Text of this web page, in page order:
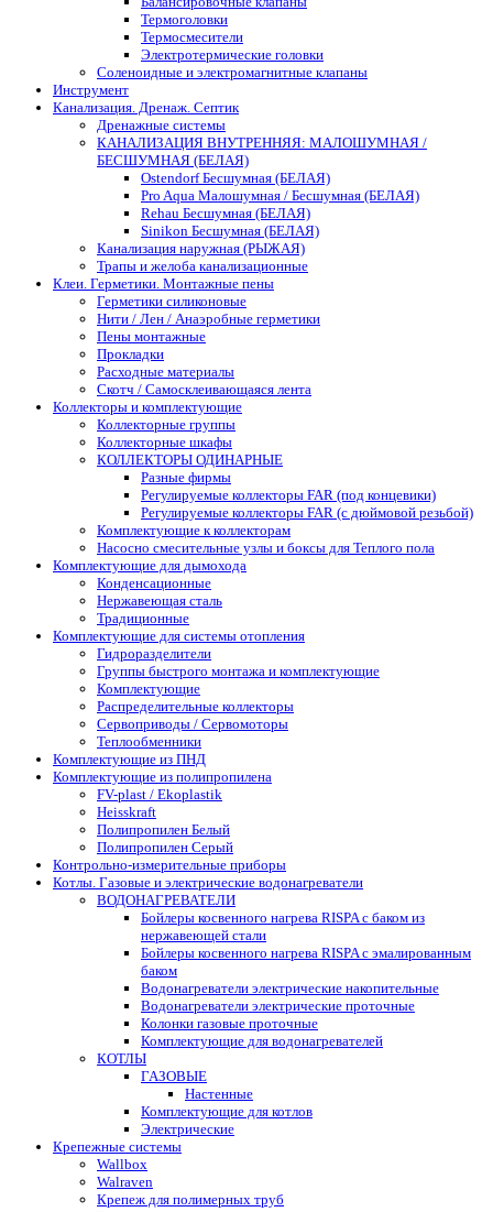
Термоголовки
Термосмесители
Электротермические головки
Соленоидные и электромагнитные клапаны
Инструмент
Канализация. Дренаж. Септик
Дренажные системы
КАНАЛИЗАЦИЯ ВНУТРЕННЯЯ: МАЛОШУМНАЯ /
БЕСШУМНАЯ (БЕЛАЯ)
Ostendorf Бесшумная (БЕЛАЯ)
Pro Aqua Малошумная / Бесшумная (БЕЛАЯ)
Rehau Бесшумная (БЕЛАЯ)
Sinikon Бесшумная (БЕЛАЯ)
Канализация наружная (РЫЖАЯ)
Трапы и желоба канализационные
Клеи. Герметики. Монтажные пены
Герметики силиконовые
Нити / Лен / Анаэробные герметики
Пены монтажные
Прокладки
Расходные материалы
Скотч / Самосклеивающаяся лента
Коллекторы и комплектующие
Коллекторные группы
Коллекторные шкафы
КОЛЛЕКТОРЫ ОДИНАРНЫЕ
Разные фирмы
Регулируемые коллекторы FAR (под концевики)
Регулируемые коллекторы FAR (с дюймовой резьбой)
Комплектующие к коллекторам
Насосно смесительные узлы и боксы для Теплого пола
Комплектующие для дымохода
Конденсационные
Нержавеющая сталь
Традиционные
Комплектующие для системы отопления
Гидроразделители
Группы быстрого монтажа и комплектующие
Комплектующие
Распределительные коллекторы
Сервоприводы / Сервомоторы
Теплообменники
Комплектующие из ПНД
Комплектующие из полипропилена
FV-plast / Ekoplastik
Heisskraft
Полипропилен Белый
Полипропилен Серый
Контрольно-измерительные приборы
Котлы. Газовые и электрические водонагреватели
ВОДОНАГРЕВАТЕЛИ
Бойлеры косвенного нагрева RISPA с баком из
нержавеющей стали
Бойлеры косвенного нагрева RISPA с эмалированным
баком
Водонагреватели электрические накопительные
Водонагреватели электрические проточные
Колонки газовые проточные
Комплектующие для водонагревателей
КОТЛЫ
ГАЗОВЫЕ
Настенные
Комплектующие для котлов
Электрические
Крепежные системы
Wallbox
Walraven
Крепеж для полимерных труб